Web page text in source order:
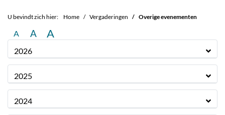
U bevindt zich hier: Home Vergaderingen Overige evenementen
A A A
2026
2025
2024